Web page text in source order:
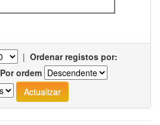
| Ordenar registos por:
Por ordem